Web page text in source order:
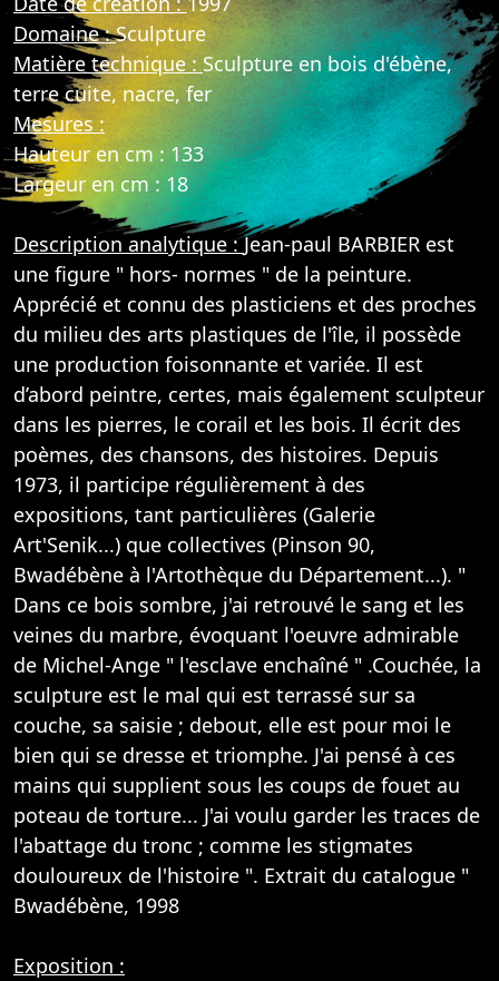
Domaine :Sculpture
Matière technique : Sculpture en bois d'ébène,
terre cuite, nacre, fer
Mesures :
Hauteur en cm : 133
Largeur en cm : 18
Description analytique :Jean-paul BARBIER est
une figure " hors- normes " de la peinture.
Apprécié et connu des plasticiens et des proches
du milieu des arts plastiques de l'île, il possède
une production foisonnante et variée. Il est
d’abord peintre, certes, mais également sculpteur
dans les pierres, le corail et les bois. Il écrit des
poèmes, des chansons, des histoires. Depuis
1973, il participe régulièrement à des
expositions, tant particulières (Galerie
Art'Senik...) que collectives (Pinson 90,
Bwadébène à l'Artothèque du Département...). "
Dans ce bois sombre, j'ai retrouvé le sang et les
veines du marbre, évoquant l'oeuvre admirable
de Michel-Ange " l'esclave enchaîné " .Couchée, la
sculpture est le mal qui est terrassé sur sa
couche, sa saisie ; debout, elle est pour moi le
bien qui se dresse et triomphe. J'ai pensé à ces
mains qui supplient sous les coups de fouet au
poteau de torture... J'ai voulu garder les traces de
l'abattage du tronc ; comme les stigmates
douloureux de l'histoire ". Extrait du catalogue "
Bwadébène, 1998
Exposition :